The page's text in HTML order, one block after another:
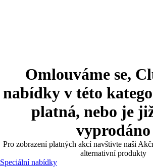
Omlouváme se,
nabídky v této
platná, nebo je
vyprodáno
Pro zobrazení platných akcí navštivte naši
alternativní produkty
Speciální nabídky